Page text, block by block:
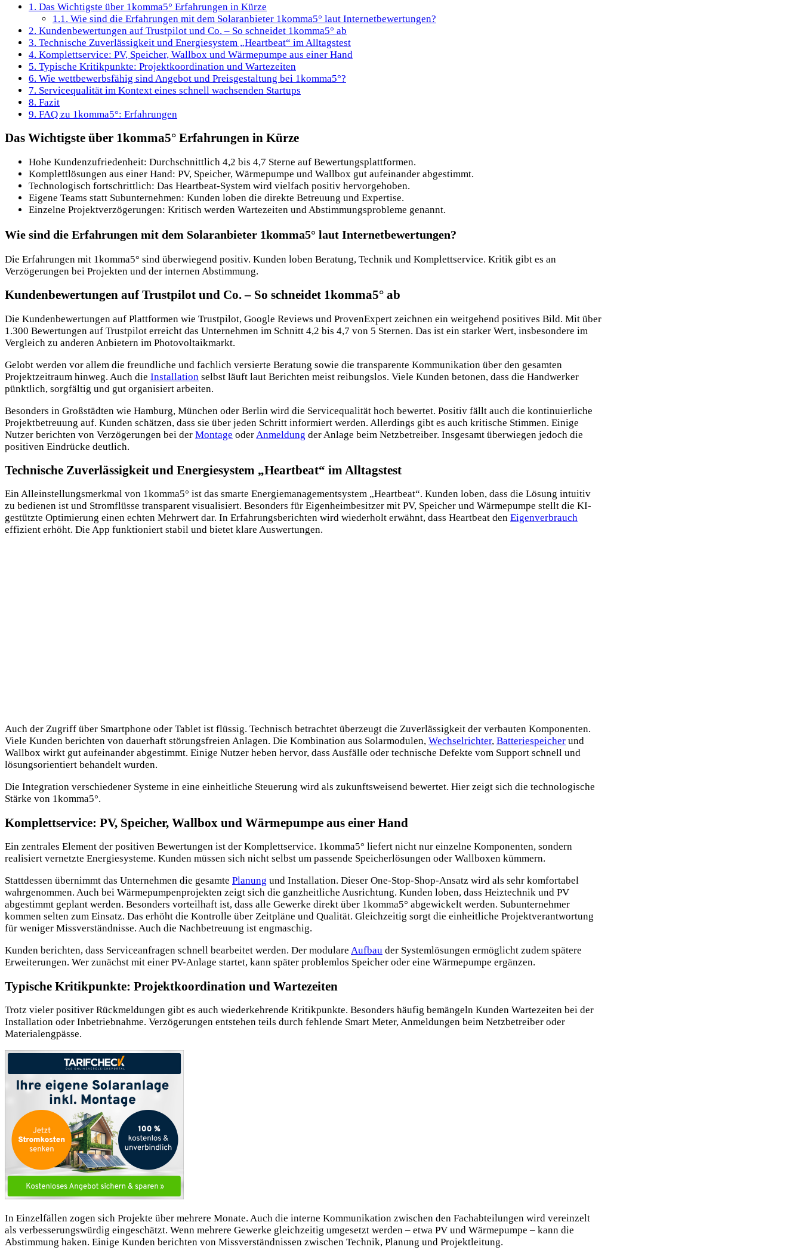
1. Das Wichtigste über 1komma5° Erfahrungen in Kürze
1.1. Wie sind die Erfahrungen mit dem Solaranbieter 1komma5° laut Internetbewertungen?
2. Kundenbewertungen auf Trustpilot und Co. – So schneidet 1komma5° ab
3. Technische Zuverlässigkeit und Energiesystem „Heartbeat“ im Alltagstest
4. Komplettservice: PV, Speicher, Wallbox und Wärmepumpe aus einer Hand
5. Typische Kritikpunkte: Projektkoordination und Wartezeiten
6. Wie wettbewerbsfähig sind Angebot und Preisgestaltung bei 1komma5°?
7. Servicequalität im Kontext eines schnell wachsenden Startups
8. Fazit
9. FAQ zu 1komma5°: Erfahrungen
Das Wichtigste über 1komma5° Erfahrungen in Kürze
Hohe Kundenzufriedenheit: Durchschnittlich 4,2 bis 4,7 Sterne auf Bewertungsplattformen.
Komplettlösungen aus einer Hand: PV, Speicher, Wärmepumpe und Wallbox gut aufeinander abgestimmt.
Technologisch fortschrittlich: Das Heartbeat-System wird vielfach positiv hervorgehoben.
Eigene Teams statt Subunternehmen: Kunden loben die direkte Betreuung und Expertise.
Einzelne Projektverzögerungen: Kritisch werden Wartezeiten und Abstimmungsprobleme genannt.
Wie sind die Erfahrungen mit dem Solaranbieter 1komma5° laut Internetbewertungen?
Die Erfahrungen mit 1komma5° sind überwiegend positiv. Kunden loben Beratung, Technik und Komplettservice. Kritik gibt es an
Verzögerungen bei Projekten und der internen Abstimmung.
Kundenbewertungen auf Trustpilot und Co. – So schneidet 1komma5° ab
Die Kundenbewertungen auf Plattformen wie Trustpilot, Google Reviews und ProvenExpert zeichnen ein weitgehend positives Bild. Mit über
1.300 Bewertungen auf Trustpilot erreicht das Unternehmen im Schnitt 4,2 bis 4,7 von 5 Sternen. Das ist ein starker Wert, insbesondere im
Vergleich zu anderen Anbietern im Photovoltaikmarkt.
Gelobt werden vor allem die freundliche und fachlich versierte Beratung sowie die transparente Kommunikation über den gesamten
Projektzeitraum hinweg. Auch die Installation selbst läuft laut Berichten meist reibungslos. Viele Kunden betonen, dass die Handwerker
pünktlich, sorgfältig und gut organisiert arbeiten.
Besonders in Großstädten wie Hamburg, München oder Berlin wird die Servicequalität hoch bewertet. Positiv fällt auch die kontinuierliche
Projektbetreuung auf. Kunden schätzen, dass sie über jeden Schritt informiert werden. Allerdings gibt es auch kritische Stimmen. Einige
Nutzer berichten von Verzögerungen bei der Montage oder Anmeldung der Anlage beim Netzbetreiber. Insgesamt überwiegen jedoch die
positiven Eindrücke deutlich.
Technische Zuverlässigkeit und Energiesystem „Heartbeat“ im Alltagstest
Ein Alleinstellungsmerkmal von 1komma5° ist das smarte Energiemanagementsystem „Heartbeat“. Kunden loben, dass die Lösung intuitiv
zu bedienen ist und Stromflüsse transparent visualisiert. Besonders für Eigenheimbesitzer mit PV, Speicher und Wärmepumpe stellt die KI-
gestützte Optimierung einen echten Mehrwert dar. In Erfahrungsberichten wird wiederholt erwähnt, dass Heartbeat den Eigenverbrauch
effizient erhöht. Die App funktioniert stabil und bietet klare Auswertungen.
Auch der Zugriff über Smartphone oder Tablet ist flüssig. Technisch betrachtet überzeugt die Zuverlässigkeit der verbauten Komponenten.
Viele Kunden berichten von dauerhaft störungsfreien Anlagen. Die Kombination aus Solarmodulen, Wechselrichter, Batteriespeicher und
Wallbox wirkt gut aufeinander abgestimmt. Einige Nutzer heben hervor, dass Ausfälle oder technische Defekte vom Support schnell und
lösungsorientiert behandelt wurden.
Die Integration verschiedener Systeme in eine einheitliche Steuerung wird als zukunftsweisend bewertet. Hier zeigt sich die technologische
Stärke von 1komma5°.
Komplettservice: PV, Speicher, Wallbox und Wärmepumpe aus einer Hand
Ein zentrales Element der positiven Bewertungen ist der Komplettservice. 1komma5° liefert nicht nur einzelne Komponenten, sondern
realisiert vernetzte Energiesysteme. Kunden müssen sich nicht selbst um passende Speicherlösungen oder Wallboxen kümmern.
Stattdessen übernimmt das Unternehmen die gesamte Planung und Installation. Dieser One-Stop-Shop-Ansatz wird als sehr komfortabel
wahrgenommen. Auch bei Wärmepumpenprojekten zeigt sich die ganzheitliche Ausrichtung. Kunden loben, dass Heiztechnik und PV
abgestimmt geplant werden. Besonders vorteilhaft ist, dass alle Gewerke direkt über 1komma5° abgewickelt werden. Subunternehmer
kommen selten zum Einsatz. Das erhöht die Kontrolle über Zeitpläne und Qualität. Gleichzeitig sorgt die einheitliche Projektverantwortung
für weniger Missverständnisse. Auch die Nachbetreuung ist engmaschig.
Kunden berichten, dass Serviceanfragen schnell bearbeitet werden. Der modulare Aufbau der Systemlösungen ermöglicht zudem spätere
Erweiterungen. Wer zunächst mit einer PV-Anlage startet, kann später problemlos Speicher oder eine Wärmepumpe ergänzen.
Typische Kritikpunkte: Projektkoordination und Wartezeiten
Trotz vieler positiver Rückmeldungen gibt es auch wiederkehrende Kritikpunkte. Besonders häufig bemängeln Kunden Wartezeiten bei der
Installation oder Inbetriebnahme. Verzögerungen entstehen teils durch fehlende Smart Meter, Anmeldungen beim Netzbetreiber oder
Materialengpässe.
In Einzelfällen zogen sich Projekte über mehrere Monate. Auch die interne Kommunikation zwischen den Fachabteilungen wird vereinzelt
als verbesserungswürdig eingeschätzt. Wenn mehrere Gewerke gleichzeitig umgesetzt werden – etwa PV und Wärmepumpe – kann die
Abstimmung haken. Einige Kunden berichten von Missverständnissen zwischen Technik, Planung und Projektleitung.